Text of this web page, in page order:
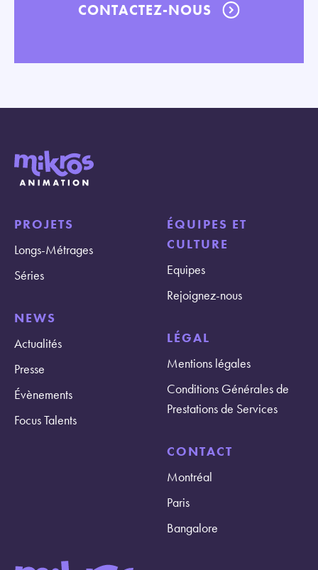
CONTACTEZ-NOUS
PROJETS
Longs-Métrages
Séries
NEWS
Actualités
Presse
Évènements
Focus Talents
ÉQUIPES ET
CULTURE
Equipes
Rejoignez-nous
LÉGAL
Mentions légales
Conditions Générales de
Prestations de Services
CONTACT
Montréal
Paris
Bangalore